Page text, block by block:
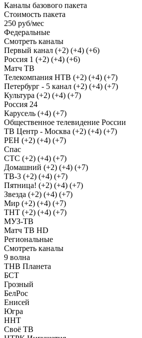
Каналы базового пакета
Стоимость пакета
250 руб/мес
Федеральные
Смотреть каналы
Первый канал (+2) (+4) (+6)
Россия 1 (+2) (+4) (+6)
Матч ТВ
Телекомпания НТВ (+2) (+4) (+7)
Петербург - 5 канал (+2) (+4) (+7)
Культура (+2) (+4) (+7)
Россия 24
Карусель (+4) (+7)
Общественное телевидение России
ТВ Центр - Москва (+2) (+4) (+7)
РЕН (+2) (+4) (+7)
Спас
СТС (+2) (+4) (+7)
Домашний (+2) (+4) (+7)
ТВ-3 (+2) (+4) (+7)
Пятница! (+2) (+4) (+7)
Звезда (+2) (+4) (+7)
Мир (+2) (+4) (+7)
ТНТ (+2) (+4) (+7)
МУЗ-ТВ
Матч ТВ HD
Региональные
Смотреть каналы
9 волна
ТНВ Планета
БСТ
Грозный
БелРос
Енисей
Югра
ННТ
Своё ТВ